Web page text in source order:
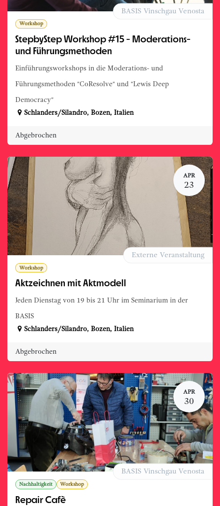
Workshop
StepbyStep Workshop #15 - Moderations-
und Führungsmethoden
Einführungsworkshops in die Moderations- und
Führungsmethoden "CoResolve" und "Lewis Deep
Democracy"
BASIS Vinschgau Venosta
Schlanders/Silandro, Bozen, Italien
Abgebrochen
APR
23
Workshop
Aktzeichnen mit Aktmodell
Jeden Dienstag von 19 bis 21 Uhr im Seminarium in der
BASIS
Externe Veranstaltung
Schlanders/Silandro, Bozen, Italien
Abgebrochen
APR
30
Nachhaltigkeit Workshop
Repair Cafè
BASIS Vinschgau Venosta